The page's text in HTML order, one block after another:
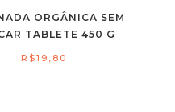
ORGÂNICA SEM
TABLETE 450 G
R$19,80